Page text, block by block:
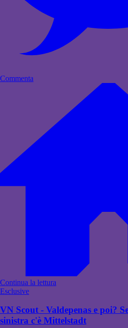
Commenta
Continua la lettura
Esclusive
VN Scout - Valdepenas e poi?
sinistra c'è Mittelstadt